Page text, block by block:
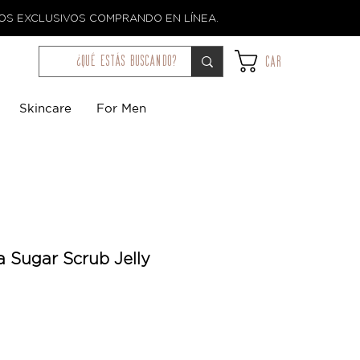
EXCLUSIVOS COMPRANDO EN LÍNEA.
¿qué estás buscando? Car
Skincare For Men
Sugar Scrub Jelly